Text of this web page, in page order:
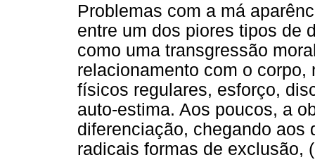
Problemas com a má
entre um dos piores tipos de
como uma transgressão
relacionamento com o
físicos regulares, esforço,
auto-estima. Aos poucos, a
diferenciação, chegando aos
radicais formas de exclusão,